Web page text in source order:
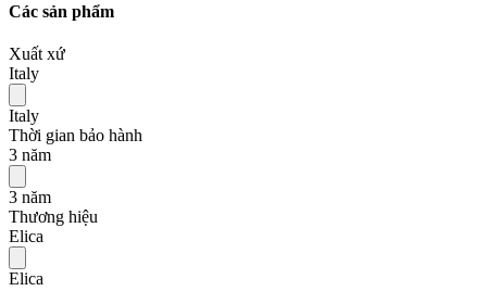
Các sản phẩm
Xuất xứ
Italy
Italy
Thời gian bảo hành
3 năm
3 năm
Thương hiệu
Elica
Elica